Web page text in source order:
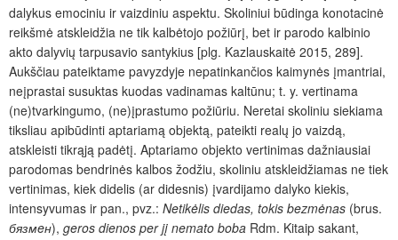
dalykus emociniu ir vaizdiniu aspektu. Skoliniui būdinga konotacinė
reikšmė atskleidžia ne tik kalbėtojo požiūrį, bet ir parodo kalbinio
akto dalyvių tarpusavio santykius [plg. Kazlauskaitė 2015, 289].
Aukščiau pateiktame pavyzdyje nepatinkančios kaimynės įmantriai,
neįprastai susuktas kuodas vadinamas kaltūnu; t. y. vertinama
(ne)tvarkingumo, (ne)įprastumo požiūriu. Neretai skoliniu siekiama
tiksliau apibūdinti aptariamą objektą, pateikti realų jo vaizdą,
atskleisti tikrąją padėtį. Aptariamo objekto vertinimas dažniausiai
parodomas bendrinės kalbos žodžiu, skoliniu atskleidžiamas ne tiek
vertinimas, kiek didelis (ar didesnis) įvardijamo dalyko kiekis,
intensyvumas ir pan., pvz.: Netikėlis diedas, tokis bezmėnas (brus.
бязмeн), geros dienos per jį nemato boba Rdm. Kitaip sakant,